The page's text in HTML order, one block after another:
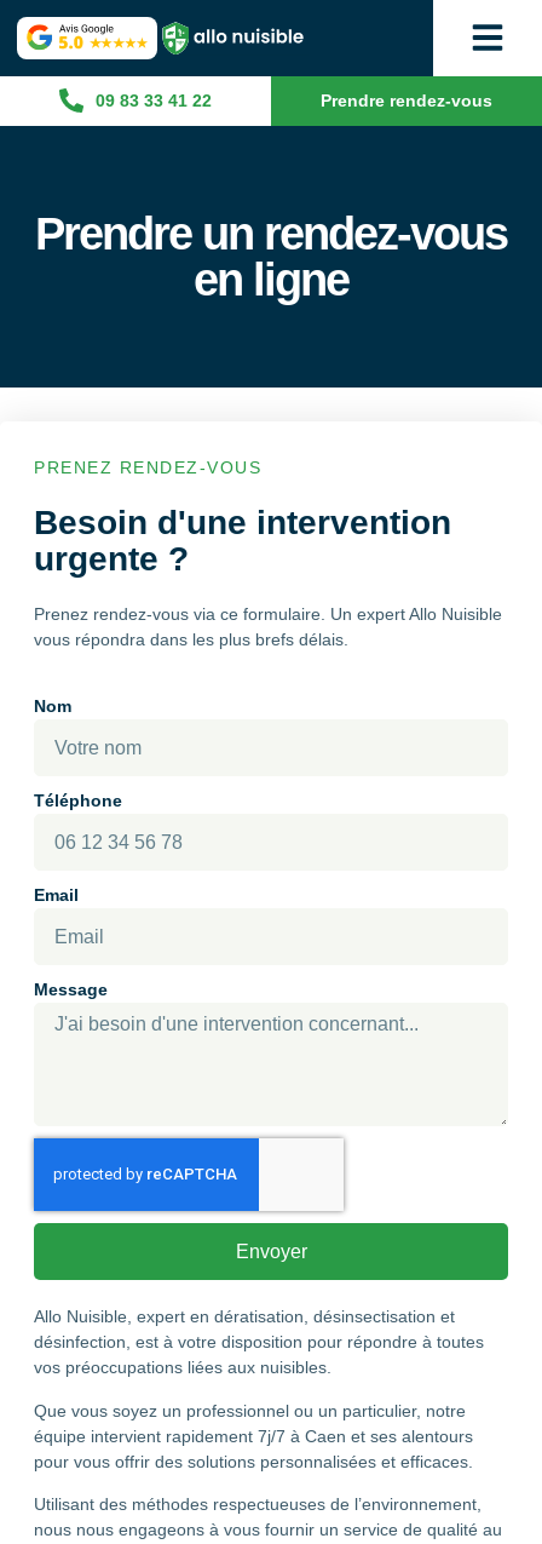
09 83 33 41 22 Prendre rendez-vous
Prendre un rendez-vous
en ligne
PRENEZ RENDEZ-VOUS
Besoin d'une intervention
urgente ?
Prenez rendez-vous via ce formulaire. Un expert Allo Nuisible
vous répondra dans les plus brefs délais.
Nom
Téléphone
Email
Message
Envoyer
Allo Nuisible, expert en dératisation, désinsectisation et
désinfection, est à votre disposition pour répondre à toutes
vos préoccupations liées aux nuisibles.
Que vous soyez un professionnel ou un particulier, notre
équipe intervient rapidement 7j/7 à Caen et ses alentours
pour vous offrir des solutions personnalisées et efficaces.
Utilisant des méthodes respectueuses de l’environnement,
nous nous engageons à vous fournir un service de qualité au